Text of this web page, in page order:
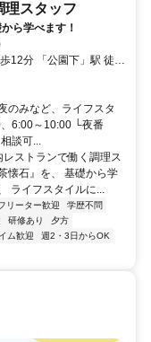
理スタッフ
ら学べます！
12分 「公園下」駅 徒歩
のみなど、ライフスタ
6:00～10:00 └夜番
談可...
ストランで働く調理ス
懐石』を、 基礎から学
ライフスタイルに...
リーター歓迎
学歴不問
研修あり
夕方
ム歓迎
週2・3日からOK